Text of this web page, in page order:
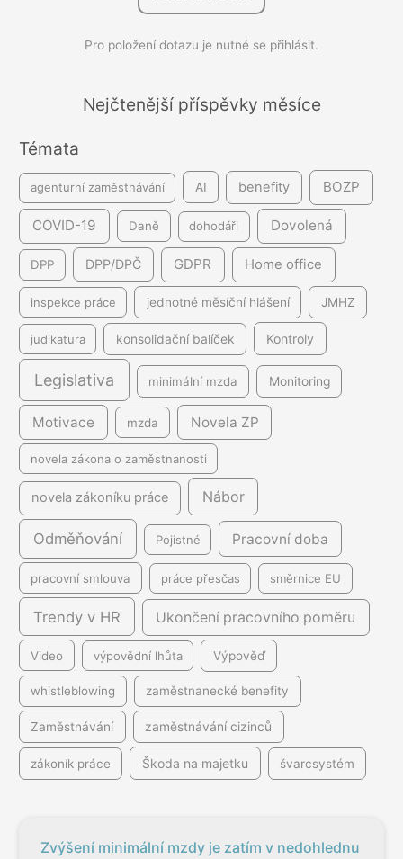
í
Pro položení dotazu je nutné se přihlásit.
Nejčtenější příspěvky měsíce
Témata
agenturní zaměstnávání AI benefity BOZP
COVID-19 Daně dohodáři Dovolená
DPP DPP/DPČ GDPR Home office
inspekce práce jednotné měsíční hlášení JMHZ
judikatura konsolidační balíček Kontroly
Legislativa minimální mzda Monitoring
Motivace mzda Novela ZP
novela zákona o zaměstnanosti
novela zákoníku práce Nábor
Odměňování Pojistné Pracovní doba
pracovní smlouva práce přesčas směrnice EU
Trendy v HR Ukončení pracovního poměru
Video výpovědní lhůta Výpověď
whistleblowing zaměstnanecké benefity
Zaměstnávání zaměstnávání cizinců
zákoník práce Škoda na majetku švarcsystém
Zvýšení minimální mzdy je zatím v nedohlednu